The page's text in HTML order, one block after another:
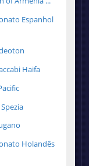
Espanhol
Haifa
Holandês